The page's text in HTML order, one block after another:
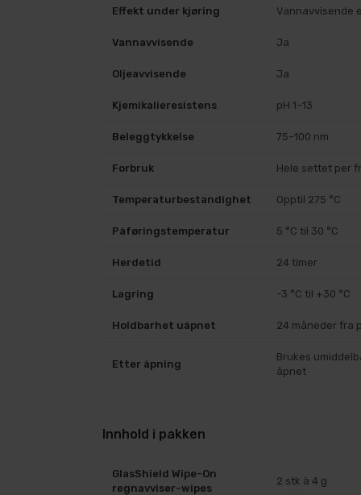
Effekt under kjøring Vannavvisende
Vannavvisende Ja
Oljeavvisende Ja
Kjemikalieresistens pH 1–13
Beleggtykkelse 75–100 nm
Forbruk Hele settet per
Temperaturbestandighet Opptil 275 °C
Påføringstemperatur 5 °C til 30 °C
Herdetid 24 timer
Lagring -3 °C til +30 °C
Holdbarhet uåpnet 24 måneder fra
Etter åpning
Brukes
åpnet
Innhold i pakken
GlasShield Wipe-On
regnavviser-wipes
2 stk à 4 g